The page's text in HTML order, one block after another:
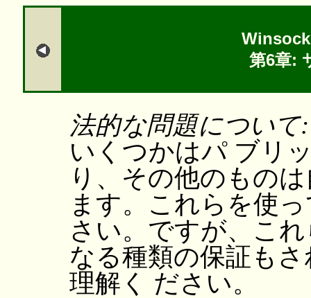
第6章:
法的な問題につい
いくつかはパ ブリ
り、その他のもの
ます。これらを使
さい。ですが、こ
なる種類の保証も
理解く ださい。